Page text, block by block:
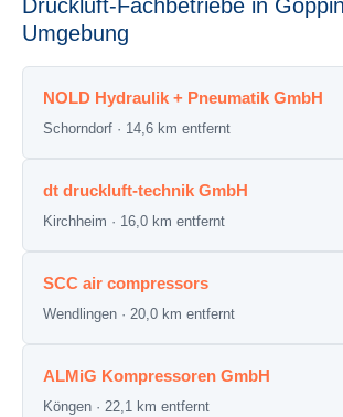
Druckluft-Fachbetriebe in
Umgebung
NOLD Hydraulik + Pneumatik GmbH
Schorndorf · 14,6 km entfernt
dt druckluft-technik GmbH
Kirchheim · 16,0 km entfernt
SCC air compressors
Wendlingen · 20,0 km entfernt
ALMiG Kompressoren GmbH
Köngen · 22,1 km entfernt